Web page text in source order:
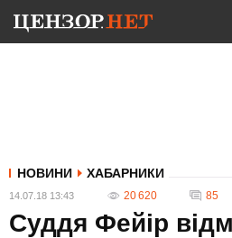
НОВИНИ ХАБАРНИКИ
14.07.18 13:43 20 620 85
Суддя Фейір